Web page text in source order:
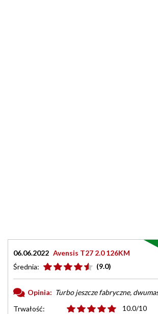
06.06.2022 Avensis T27 2.0 126KM
Średnia:
(9.0)
Opinia: Turbo jeszcze fabryczne,
Trwałość:
10.0/10